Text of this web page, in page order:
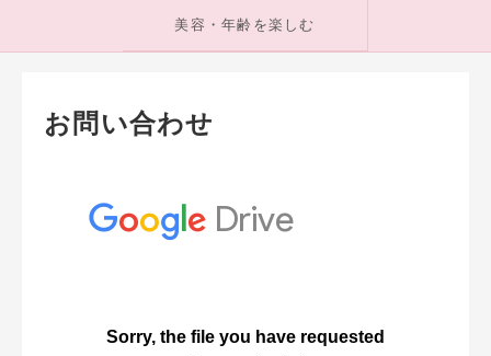
美容・年齢を楽しむ
お問い合わせ